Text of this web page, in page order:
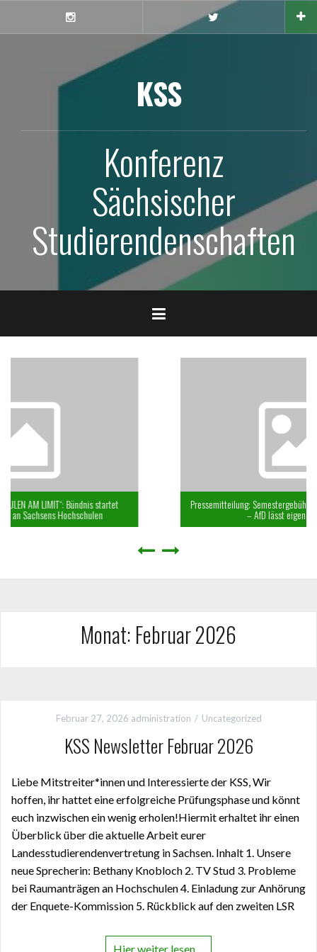
KSS
Konferenz
Sächsischer
Studierendenschaften
startet Pressemitteilung: Semestergebühren für Internationale
– AfD lässt eigenes Gesetz hängen
Monat: Februar 2026
Februar 27, 2026 administration Uncategorized
KSS Newsletter Februar 2026
Liebe Mitstreiter*innen und Interessierte der KSS, Wir
hoffen, ihr hattet eine erfolgreiche Prüfungsphase und könnt
euch inzwischen ein wenig erholen!Hiermit erhaltet ihr einen
Überblick über die aktuelle Arbeit eurer
Landesstudierendenvertretung in Sachsen. Inhalt 1. Unsere
neue Sprecherin: Bethany Knobloch 2. TV Stud 3. Probleme
bei Raumanträgen an Hochschulen 4. Einladung zur Anhörung
der Enquete-Kommission 5. Rückblick auf den zweiten LSR
Hier weiter lesen…